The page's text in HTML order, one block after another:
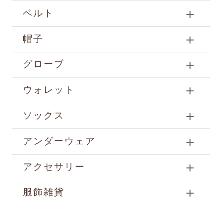
ベルト
帽子
グローブ
ウォレット
ソックス
アンダーウェア
アクセサリー
服飾雑貨